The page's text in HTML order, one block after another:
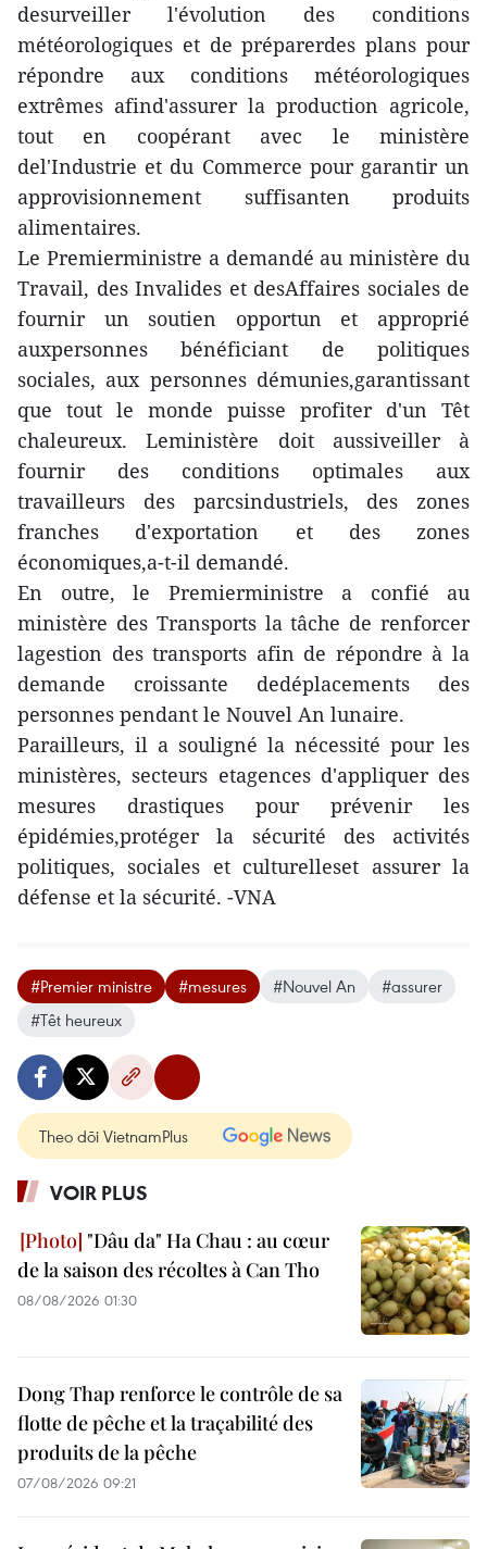
desurveiller l'évolution des conditions
météorologiques et de préparerdes plans pour
répondre aux conditions météorologiques
extrêmes afind'assurer la production agricole,
tout en coopérant avec le ministère
del'Industrie et du Commerce pour garantir un
approvisionnement suffisanten produits
alimentaires.
Le Premierministre a demandé au ministère du
Travail, des Invalides et desAffaires sociales de
fournir un soutien opportun et approprié
auxpersonnes bénéficiant de politiques
sociales, aux personnes démunies,garantissant
que tout le monde puisse profiter d'un Têt
chaleureux. Leministère doit aussiveiller à
fournir des conditions optimales aux
travailleurs des parcsindustriels, des zones
franches d'exportation et des zones
économiques,a-t-il demandé.
En outre, le Premierministre a confié au
ministère des Transports la tâche de renforcer
lagestion des transports afin de répondre à la
demande croissante dedéplacements des
personnes pendant le Nouvel An lunaire.
Parailleurs, il a souligné la nécessité pour les
ministères, secteurs etagences d'appliquer des
mesures drastiques pour prévenir les
épidémies,protéger la sécurité des activités
politiques, sociales et culturelleset assurer la
défense et la sécurité. -VNA
#Premier ministre #mesures #Nouvel An
#assurer
#Têt heureux
Theo dõi VietnamPlus
VOIR PLUS
"Dâu da" Ha Chau : au cœur
de la saison des récoltes à Can Tho
08/08/2026 01:30
Dong Thap renforce le contrôle de sa
flotte de pêche et la traçabilité des
produits de la pêche
07/08/2026 09:21